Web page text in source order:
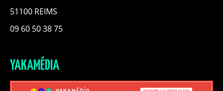
51100 REIMS
09 60 50 38 75
YAKAMÉDIA